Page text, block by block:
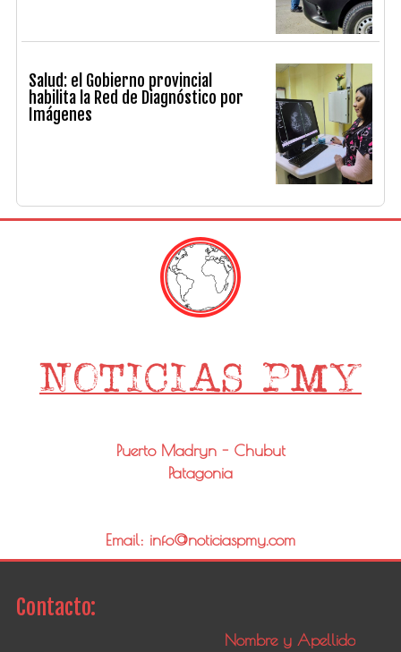
Salud: el Gobierno provincial
habilita la Red de Diagnóstico por
Imágenes
Puerto Madryn - Chubut
Patagonia
Email: info@noticiaspmy.com
Contacto: